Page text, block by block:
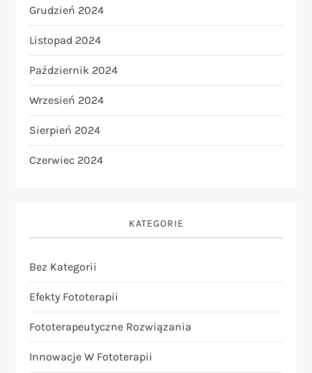
Grudzień 2024
Listopad 2024
Październik 2024
Wrzesień 2024
Sierpień 2024
Czerwiec 2024
KATEGORIE
Bez Kategorii
Efekty Fototerapii
Fototerapeutyczne Rozwiązania
Innowacje W Fototerapii